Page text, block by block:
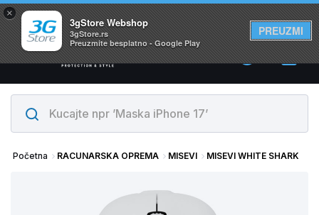
×
3gStore Webshop
3gStore.rs
Preuzmite besplatno - Google Play
PREUZMI
Svi proizvodi su na lageru. Slanje istog dana!
0
Početna RACUNARSKA OPREMA MISEVI MISEVI WHITE SHARK